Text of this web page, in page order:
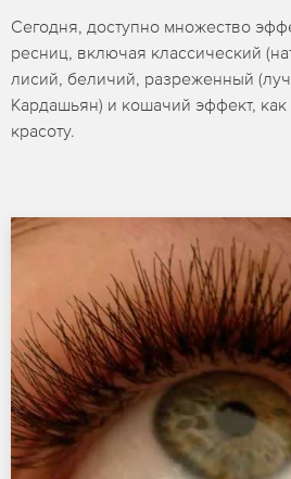
Сегодня, доступно множество
ресниц, включая классический
лисий, беличий, разреженный
Кардашьян) и кошачий эффект, как
красоту.